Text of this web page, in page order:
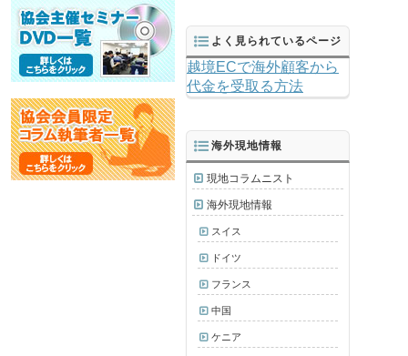
よく見られているページ
越境ECで海外顧客から
代金を受取る方法
海外現地情報
現地コラムニスト
海外現地情報
スイス
ドイツ
フランス
中国
ケニア